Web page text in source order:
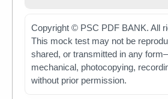
Copyright © PSC PDF BANK. All
This mock test may not be
shared, or transmitted in any
mechanical, photocopying,
without prior permission.